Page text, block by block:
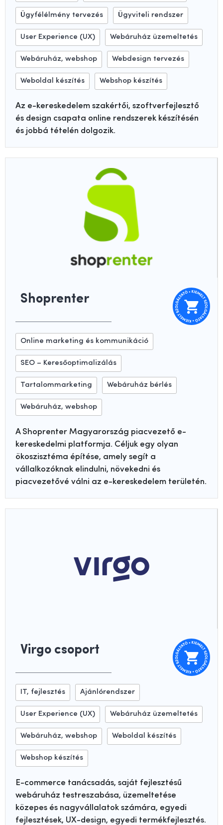
Ügyfélélmény tervezés Ügyviteli rendszer
User Experience (UX) Webáruház üzemeltetés
Webáruház, webshop Webdesign tervezés
Weboldal készítés Webshop készítés
Az e-kereskedelem szakértői, szoftverfejlesztő
és design csapata online rendszerek készítésén
és jobbá tételén dolgozik.
Shoprenter
Online marketing és kommunikáció
SEO – Keresőoptimalizálás
Tartalommarketing Webáruház bérlés
Webáruház, webshop
A Shoprenter Magyarország piacvezető e-
kereskedelmi platformja. Céljuk egy olyan
ökoszisztéma építése, amely segít a
vállalkozóknak elindulni, növekedni és
piacvezetővé válni az e-kereskedelem területén.
Virgo csoport
IT, fejlesztés Ajánlórendszer
User Experience (UX) Webáruház üzemeltetés
Webáruház, webshop Weboldal készítés
Webshop készítés
E-commerce tanácsadás, saját fejlesztésű
webáruház testreszabása, üzemeltetése
közepes és nagyvállalatok számára, egyedi
fejlesztések, UX-design, egyedi termékfejlesztés.